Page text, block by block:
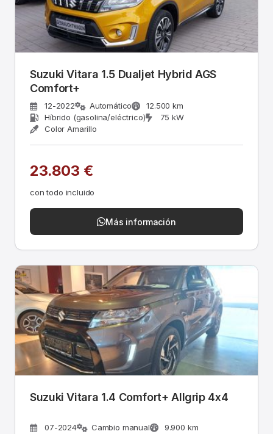
Suzuki Vitara 1.5 Dualjet Hybrid AGS
Comfort+
12-2022 Automático
12.500 km
Híbrido (gasolina/eléctrico)
75 kW
Color Amarillo
23.803 €
con todo incluido
Más información
Suzuki Vitara 1.4 Comfort+ Allgrip 4x4
07-2024 Cambio manual
9.900 km